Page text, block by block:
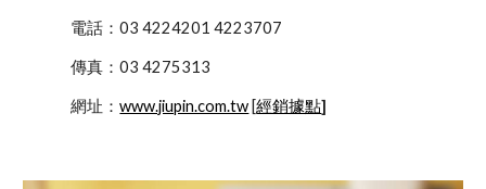
            電話：03 4224201 4223707
            傳真：03 4275313
            網址：
www.jiupin.com.tw [經銷據點]